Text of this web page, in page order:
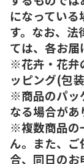
になってい
す。なお、
ては、各お届
※花卉・花弁
ッピング(包
※商品のパッ
なる場合があ
※複数商品の
ん。また、
合、同日の